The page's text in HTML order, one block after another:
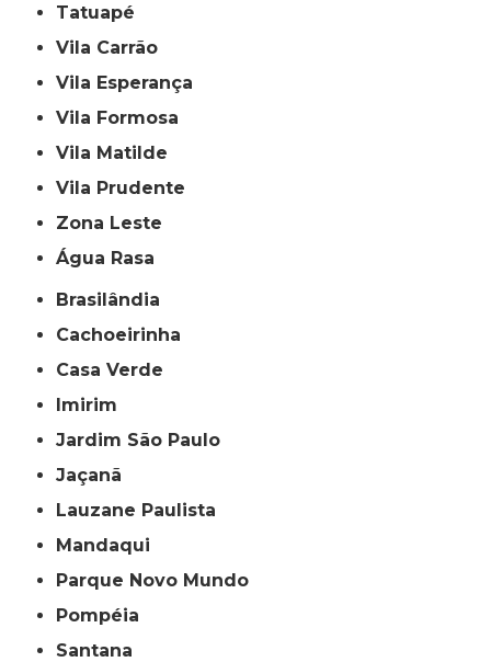
Tatuapé
Vila Carrão
Vila Esperança
Vila Formosa
Vila Matilde
Vila Prudente
Zona Leste
Água Rasa
Brasilândia
Cachoeirinha
Casa Verde
Imirim
Jardim São Paulo
Jaçanã
Lauzane Paulista
Mandaqui
Parque Novo Mundo
Pompéia
Santana